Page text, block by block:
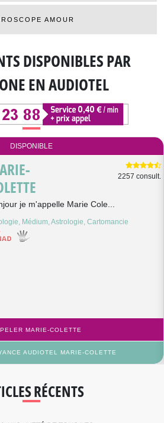
AMOUR
DISPONIBLESPAR
EN AUDIOTEL
DISPONIBLE
2257 consult.
je m'appelle Marie Cole...
Médium, Astrologie, Cartomancie
MARIE-COLETTE
AUDIOTEL MARIE-COLETTE
RÉCENTS